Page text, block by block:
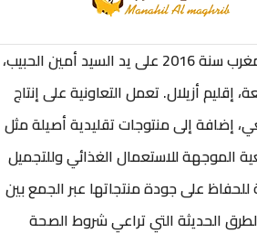
تأسست تعاونية مناحل المغرب سنة 2016 على يد السيد أمين الحبيب،
إقليم أزيلال. تعمل التعاونية على إنتاج
إضافة إلى منتوجات تقليدية أصيلة مثل
الموجهة للاستعمال الغذائي وللتجميل
للحفاظ على جودة منتجاتها عبر الجمع بين
الحديثة التي تراعي شروط الصحة